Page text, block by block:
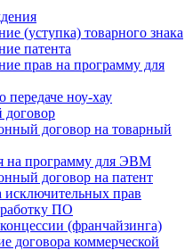
(уступка) товарного знака
патента
прав на программу для
передаче ноу-хау
договор на товарный
на программу для ЭВМ
договор на патент
исключительных прав
ПО
(франчайзинга)
договора коммерческой